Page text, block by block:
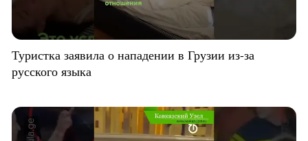
Туристка заявила о нападении в Грузии из-за
русского языка